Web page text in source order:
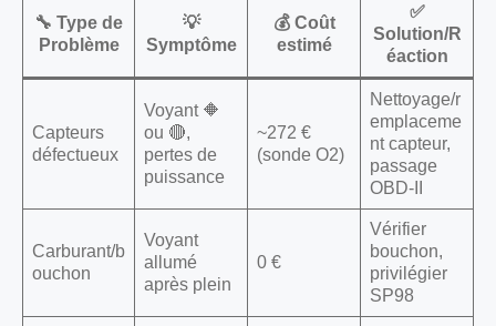
🔧 Type de
Problème
💡
Symptôme
💰 Coût
estimé
✅
Solution/R
éaction
Capteurs
défectueux
Voyant 🔶
ou 🔴,
pertes de
puissance
~272 €
(sonde O2)
Nettoyage/r
emplaceme
nt capteur,
passage
OBD-II
Carburant/b
ouchon
Voyant
allumé
après plein
0 €
Vérifier
bouchon,
privilégier
SP98